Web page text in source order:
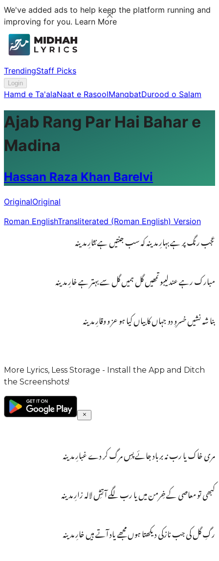
We've added ads to help keep the platform running and
improving for you. Learn More
TrendingStaff Picks
Login
Hamd e Ta'alaNaat e RasoolManqbatDurood o Salam
Ajab Rang Par Hai Bahar e
Madina
Hassan Raza Khan Barelvi
OriginalOriginal
Roman EnglishTransliterated (Roman English) Version
عجب رنگ پر ہے بہارِ مدینہ کہ سب جنتیں ہے نثارِ مدینہ
مبارک رہے عندلیبو تمھیں گل ہمیں گل سے بہتر ہے خارِ مدینہ
بنا شہ نشیں خسروِ دو جہاں کا بیاں کیا ہو عز و وقارِ مدینہ
More Lyrics, Less Storage - Install the App and Ditch
the Screenshots!
مری خاک یا رب نہ برباد جائے پسِ مرگ کر دے غبارِ مدینہ
کبھی تو معاصی کے خِرمن میں یا رب لگے آتشِ لالہ زارِ مدینہ
رگِ گل کی جب نازکی دیکھتا ہوں مجھے یاد آتے ہیں خارِ مدینہ